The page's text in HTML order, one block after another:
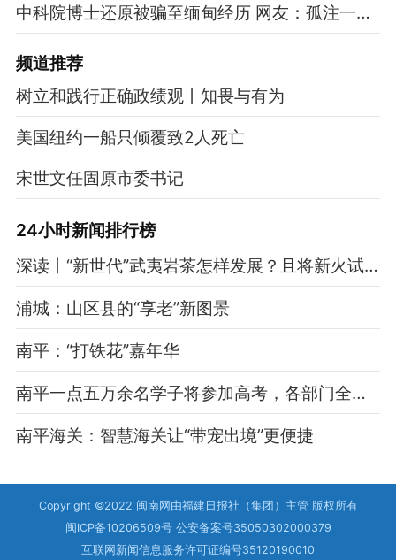
中科院博士还原被骗至缅甸经历 网友：孤注一掷现实版
频道推荐
树立和践行正确政绩观丨知畏与有为
美国纽约一船只倾覆致2人死亡
宋世文任固原市委书记
24小时新闻排行榜
深读丨“新世代”武夷岩茶怎样发展？且将新火试新茶
浦城：山区县的“享老”新图景
南平：“打铁花”嘉年华
南平一点五万余名学子将参加高考，各部门全面做好护考工作
南平海关：智慧海关让“带宠出境”更便捷
Copyright ©2022 闽南网由福建日报社（集团）主管 版权所有
闽ICP备10206509号 公安备案号35050302000379
互联网新闻信息服务许可证编号35120190010